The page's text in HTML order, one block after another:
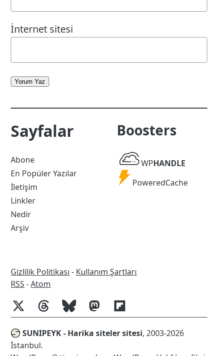
İnternet sitesi
Yorum Yaz
Sayfalar
Abone
En Popüler Yazılar
İletişim
Linkler
Nedir
Arşiv
Boosters
WP
Handle
WPHANDLE
Powered
PoweredCache
Gizlilik Politikası - Kullanım Şartları
RSS
RSS -Atom
SUNIPEYK - Harika siteler sitesi, 2003-2026
İstanbul.